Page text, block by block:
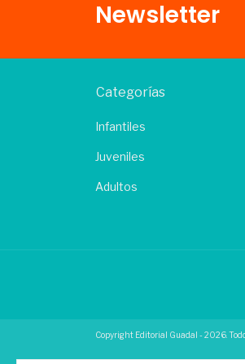
Newsletter
Categorías
Infantiles
Juveniles
Adultos
Copyright Editorial Guadal - 2026.